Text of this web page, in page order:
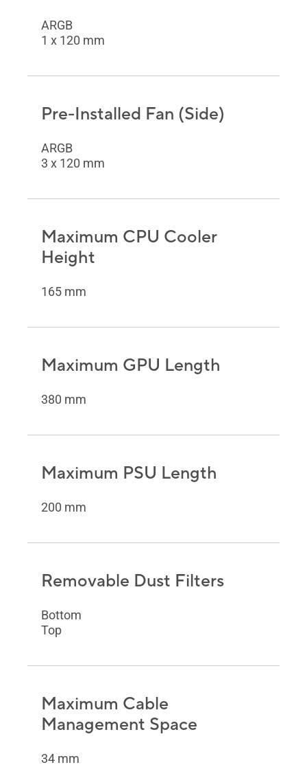
ARGB
1 x 120 mm
Pre-Installed Fan (Side)
ARGB
3 x 120 mm
Maximum CPU Cooler
Height
165 mm
Maximum GPU Length
380 mm
Maximum PSU Length
200 mm
Removable Dust Filters
Bottom
Top
Maximum Cable
Management Space
34 mm